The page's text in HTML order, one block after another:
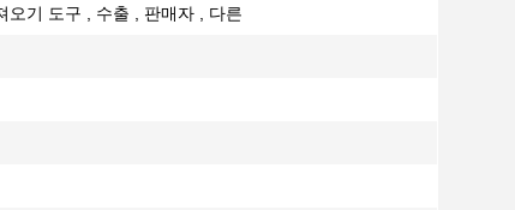
오기 도구 , 수출 , 판매자 , 다른